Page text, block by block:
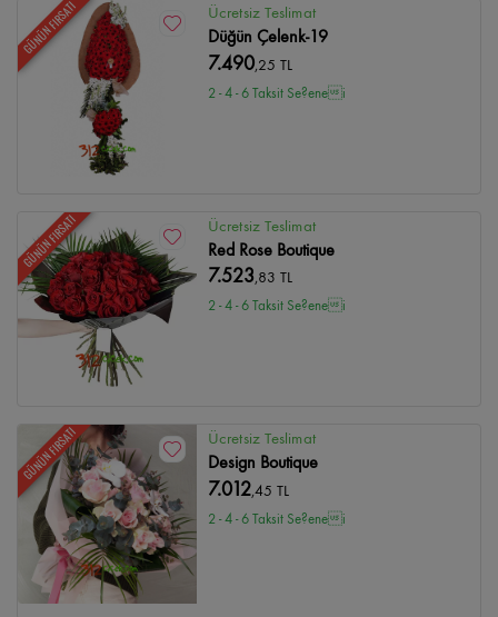
GÜNÜN FIRSATI Ücretsiz Teslimat
Düğün Çelenk-19
7.490,25 TL
2 - 4 - 6 Taksit Se?enei
GÜNÜN FIRSATI Ücretsiz Teslimat
Red Rose Boutique
7.523,83 TL
2 - 4 - 6 Taksit Se?enei
GÜNÜN FIRSATI Ücretsiz Teslimat
Design Boutique
7.012,45 TL
2 - 4 - 6 Taksit Se?enei